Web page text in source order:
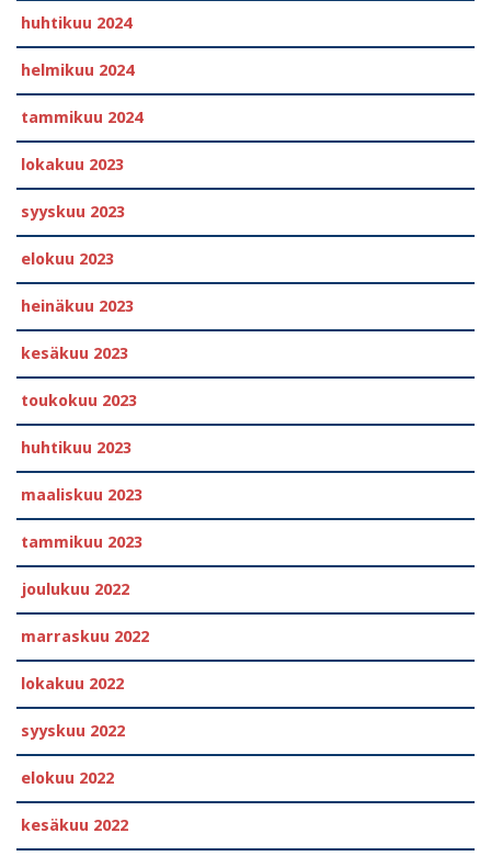
huhtikuu 2024
helmikuu 2024
tammikuu 2024
lokakuu 2023
syyskuu 2023
elokuu 2023
heinäkuu 2023
kesäkuu 2023
toukokuu 2023
huhtikuu 2023
maaliskuu 2023
tammikuu 2023
joulukuu 2022
marraskuu 2022
lokakuu 2022
syyskuu 2022
elokuu 2022
kesäkuu 2022